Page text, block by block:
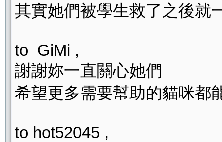
其實她們被學生救了之後就
to GiMi ,
謝謝妳一直關心她們
希望更多需要幫助的貓咪都
to hot52045 ,